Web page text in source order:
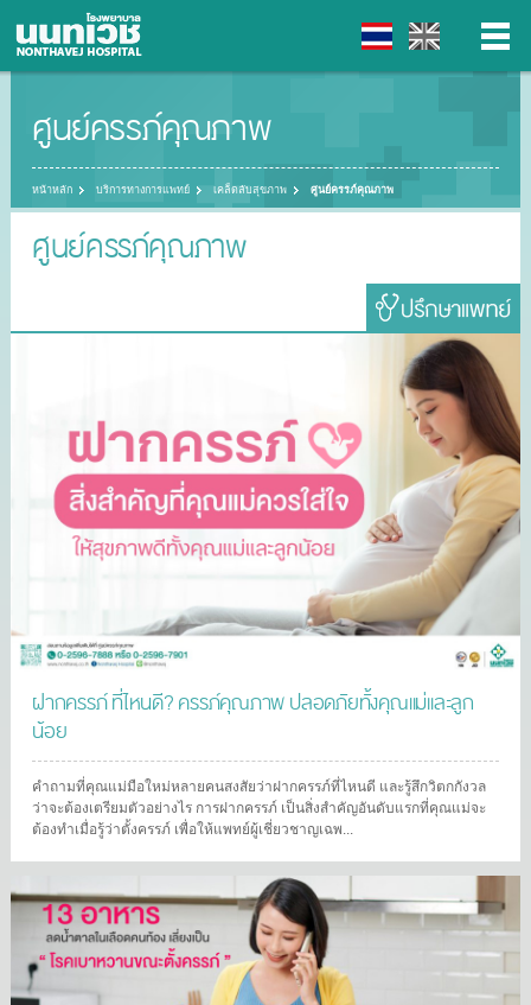
▼
ศูนย์ครรภ์คุณภาพ
หน้าหลัก บริการทางการแพทย์ เคล็ดลับสุขภาพ ศูนย์ครรภ์คุณภาพ
ศูนย์ครรภ์คุณภาพ
ฝากครรภ์ ที่ไหนดี? ครรภ์คุณภาพ ปลอดภัยทั้งคุณแม่และลูก
น้อย
คำถามที่คุณแม่มือใหม่หลายคนสงสัยว่าฝากครรภ์ที่ไหนดี และรู้สึกวิตกกังวล
ว่าจะต้องเตรียมตัวอย่างไร การฝากครรภ์ เป็นสิ่งสำคัญอันดับแรกที่คุณแม่จะ
ต้องทำเมื่อรู้ว่าตั้งครรภ์ เพื่อให้แพทย์ผู้เชี่ยวชาญเฉพ...